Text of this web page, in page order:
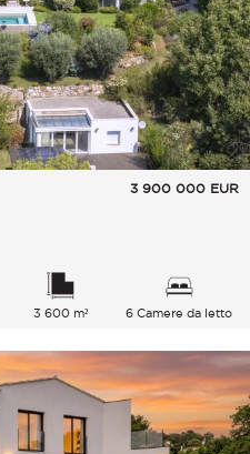
3 900 000 EUR
3 600 m² 6 Camere da letto